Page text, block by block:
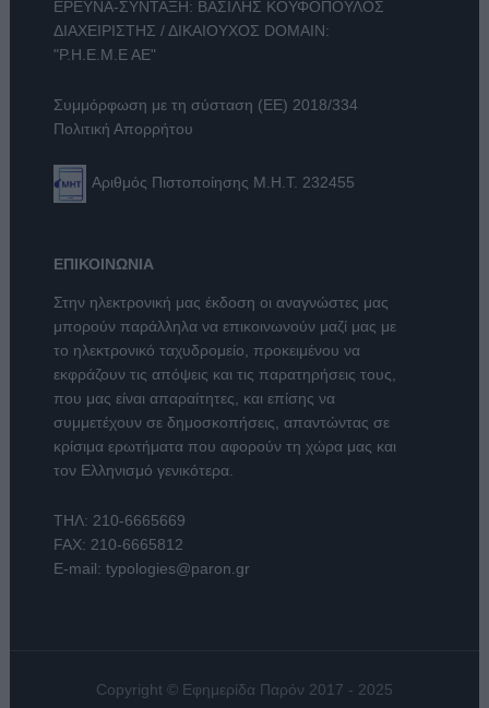
ΕΡΕΥΝΑ-ΣΥΝΤΑΞΗ: ΒΑΣΙΛΗΣ ΚΟΥΦΟΠΟΥΛΟΣ
ΔΙΑΧΕΙΡΙΣΤΗΣ / ΔΙΚΑΙΟΥΧΟΣ DOMAIN:
"Ρ.Η.Ε.Μ.Ε ΑΕ"
Συμμόρφωση με τη σύσταση (ΕΕ) 2018/334
Πολιτική Απορρήτου
Αριθμός Πιστοποίησης Μ.Η.Τ. 232455
ΕΠΙΚΟΙΝΩΝΙΑ
Στην ηλεκτρονική μας έκδοση οι αναγνώστες μας
μπορούν παράλληλα να επικοινωνούν μαζί μας με
το ηλεκτρονικό ταχυδρομείο, προκειμένου να
εκφράζουν τις απόψεις και τις παρατηρήσεις τους,
που μας είναι απαραίτητες, και επίσης να
συμμετέχουν σε δημοσκοπήσεις, απαντώντας σε
κρίσιμα ερωτήματα που αφορούν τη χώρα μας και
τον Ελληνισμό γενικότερα.
ΤΗΛ: 210-6665669
FAX: 210-6665812
E-mail: typologies@paron.gr
Copyright © Εφημερίδα Παρόν 2017 - 2025